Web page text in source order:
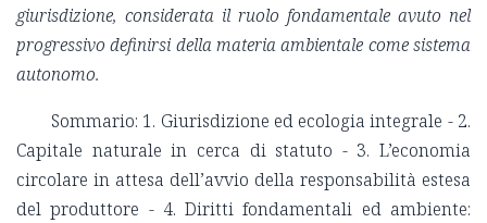
giurisdizione, considerata il ruolo fondamentale avuto nel
progressivo definirsi della materia ambientale come sistema
autonomo.
Sommario: 1. Giurisdizione ed ecologia integrale - 2.
Capitale naturale in cerca di statuto - 3. L’economia
circolare in attesa dell’avvio della responsabilità estesa
del produttore - 4. Diritti fondamentali ed ambiente: